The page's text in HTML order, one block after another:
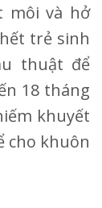
môi và hở
trẻ sinh
thuật để
18 tháng
khuyết
cho khuôn